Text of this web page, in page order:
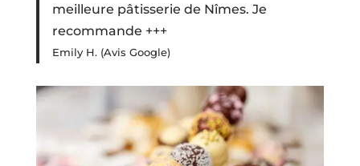
meilleure pâtisserie de Nîmes. Je
recommande +++
Emily H. (Avis Google)